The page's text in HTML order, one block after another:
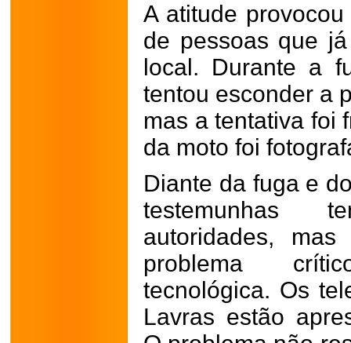
A atitude
de pessoas que
local. Durante a
tentou esconder a
mas a tentativa foi
da moto foi
Diante da fuga e
testemunhas
autoridades,
problema
tecnológica. Os
Lavras estão